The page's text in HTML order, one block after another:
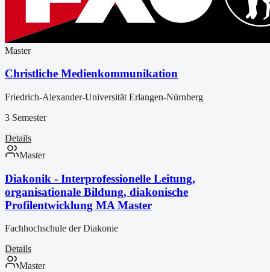
Master
Christliche Medienkommunikation
Friedrich-Alexander-Universität Erlangen-Nürnberg
3 Semester
Details
Master
Diakonik - Interprofessionelle Leitung,
organisationale Bildung, diakonische
Profilentwicklung MA Master
Fachhochschule der Diakonie
Details
Master